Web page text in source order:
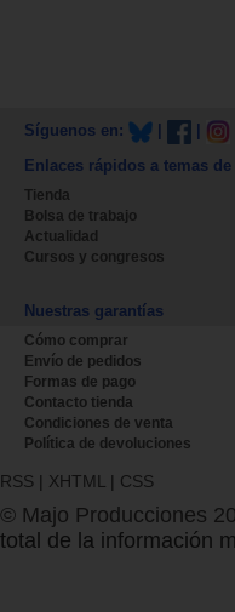
Síguenos en:
Enlaces rápidos a temas de
Tienda
Bolsa de trabajo
Actualidad
Cursos y congresos
Nuestras garantías
Cómo comprar
Envío de pedidos
Formas de pago
Contacto tienda
Condiciones de venta
Política de devoluciones
RSS | XHTML | CSS
© Majo Producciones
total de la información